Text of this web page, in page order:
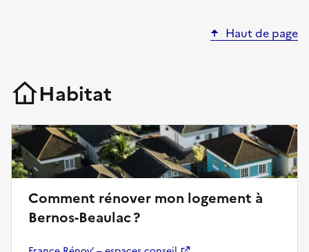
Haut de page
Habitat
Comment rénover mon logement à
Bernos-Beaulac ?